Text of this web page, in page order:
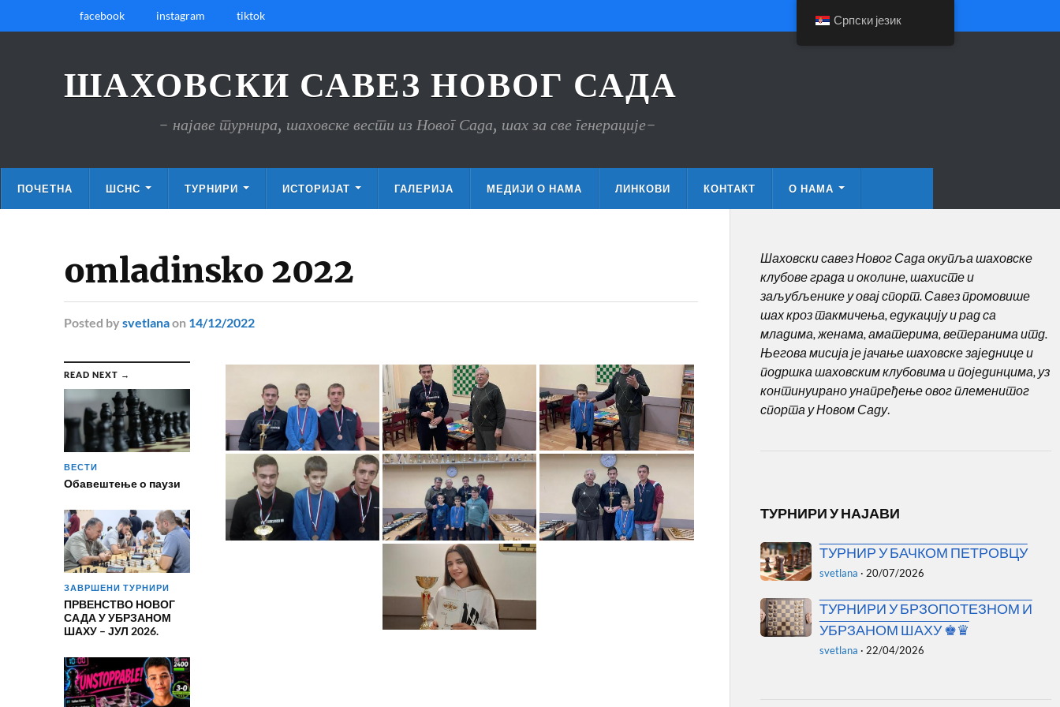
facebook instagram tiktok
ШАХОВСКИ САВЕЗ НОВОГ САДА
- најаве турнира, шаховске вести из Новог Сада, шах за све генерације-
ПОЧЕТНА ШСНС ТУРНИРИ ИСТОРИЈАТ ГАЛЕРИЈА МЕДИЈИ О НАМА ЛИНКОВИ КОНТАКТ О НАМА
omladinsko 2022
Posted by svetlanaon 14/12/2022
READ NEXT →
ВЕСТИ
Обавештење о паузи
ЗАВРШЕНИ ТУРНИРИ
ПРВЕНСТВО НОВОГ
САДА У УБРЗАНОМ
ШАХУ – ЈУЛ 2026.
Шаховски савез Новог Сада окупља шаховске
клубове града и околине, шахисте и
заљубљенике у овај спорт. Савез промовише
шах кроз такмичења, едукацију и рад са
младима, женама, аматерима, ветеранима итд.
Његова мисија је јачање шаховске заједнице и
подршка шаховским клубовима и појединцима, уз
континуирано унапређење овог племенитог
спорта у Новом Саду.
ТУРНИРИ У НАЈАВИ
ТУРНИР У БАЧКОМ ПЕТРОВЦУ
svetlana · 20/07/2026
ТУРНИРИ У БРЗОПОТЕЗНОМ И
УБРЗАНОМ ШАХУ ♚♛
svetlana · 22/04/2026
Српски језик